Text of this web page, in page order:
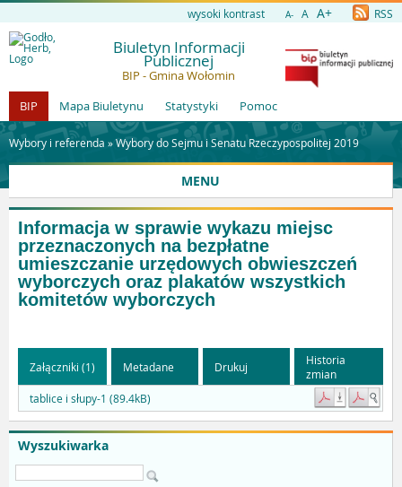
wysoki kontrast A- A A+ RSS
Biuletyn Informacji
Publicznej
BIP - Gmina Wołomin
BIP
Mapa Biuletynu Statystyki Pomoc
Wybory i referenda »Wybory do Sejmu i Senatu Rzeczypospolitej 2019
MENU
Wyszukiwarka
Informacja w sprawie wykazu miejsc
przeznaczonych na bezpłatne
umieszczanie urzędowych obwieszczeń
wyborczych oraz plakatów wszystkich
komitetów wyborczych
Załączniki (1) Metadane Drukuj
Historia
zmian
tablice i słupy-1 (89.4kB)